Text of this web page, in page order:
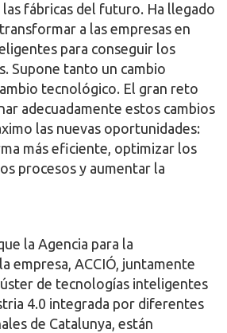
fábricas del futuro. Ha llegado
a las empresas en
para conseguir los
Supone tanto un cambio
tecnológico. El gran reto
adecuadamente estos cambios
las nuevas oportunidades:
más eficiente, optimizar los
procesos y aumentar la
la Agencia para la
empresa, ACCIÓ, juntamente
de tecnologías inteligentes
4.0 integrada por diferentes
de Catalunya, están